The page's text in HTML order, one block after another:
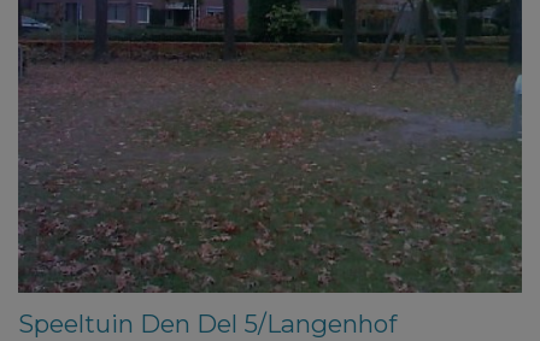
Speeltuin Den Del 5/Langenhof